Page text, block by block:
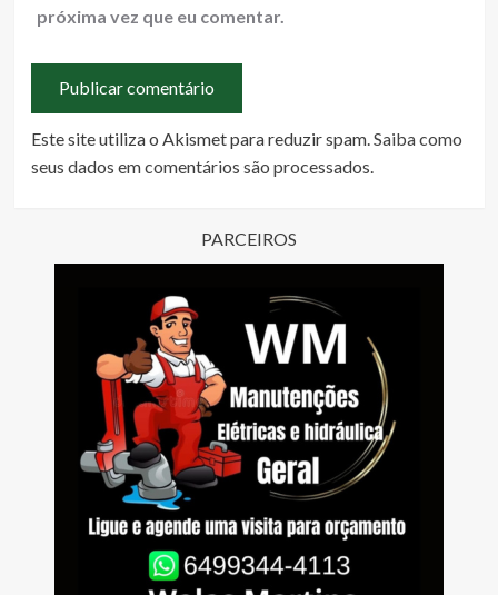
próxima vez que eu comentar.
Este site utiliza o Akismet para reduzir spam. Saiba como
seus dados em comentários são processados
PARCEIROS